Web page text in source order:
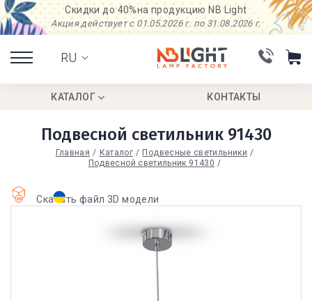
Скидки до 40%на продукцию NB Light
Акция действует с 01.05.2026 г. по 31.08.2026 г.
RU
КАТАЛОГ КОНТАКТЫ
Подвесной светильник 91430
Главная Каталог
Подвесные светильники
Подвесной светильник 91430
Скачать файл 3D модели